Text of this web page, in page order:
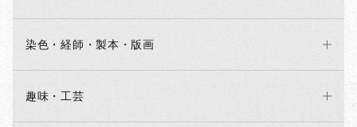
染色・経師・製本・版画
趣味・工芸